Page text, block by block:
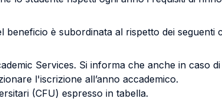
è subordinata al rispetto dei seguenti
Services. Si informa che anche in caso di
l'iscrizione all’anno accademico.
(CFU) espresso in tabella.